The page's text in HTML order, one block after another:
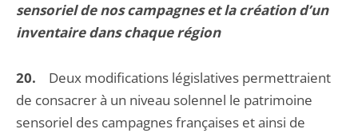
sensoriel de nos campagnes et la création d’un
inventaire dans chaque région
20. Deux modifications législatives permettraient
de consacrer à un niveau solennel le patrimoine
sensoriel des campagnes françaises et ainsi de